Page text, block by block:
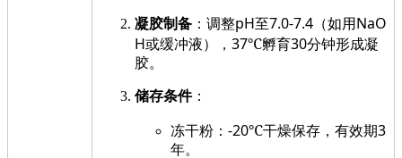
凝胶制备 ：调整pH至7.0-7.4 （如用 NaO
H或缓冲液）， 37℃孵育30分钟形成凝
胶。
储存条件：
冻干粉： -20℃干燥保存，有效期3
年。